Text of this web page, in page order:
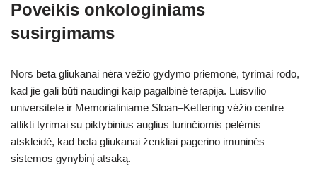
Poveikis onkologiniams
susirgimams
Nors beta gliukanai nėra vėžio gydymo priemonė, tyrimai rodo,
kad jie gali būti naudingi kaip pagalbinė terapija. Luisvilio
universitete ir Memorialiniame Sloan–Kettering vėžio centre
atlikti tyrimai su piktybinius auglius turinčiomis pelėmis
atskleidė, kad beta gliukanai ženkliai pagerino imuninės
sistemos gynybinį atsaką.